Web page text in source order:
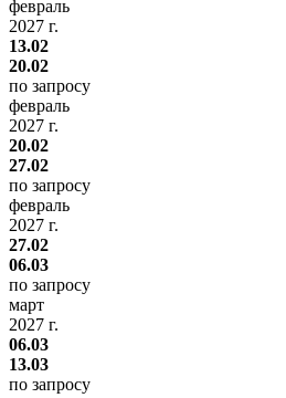
февраль
2027 г.
13.02
20.02
по запросу
февраль
2027 г.
20.02
27.02
по запросу
февраль
2027 г.
27.02
06.03
по запросу
март
2027 г.
06.03
13.03
по запросу